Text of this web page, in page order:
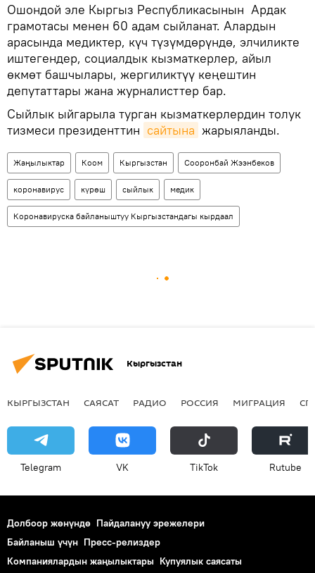
Ошондой эле Кыргыз Республикасынын Ардак
грамотасы менен 60 адам сыйланат. Алардын
арасында медиктер, күч түзүмдөрүндө, элчиликте
иштегендер, социалдык кызматкерлер, айыл
өкмөт башчылары, жергиликтүү кеңештин
депутаттары жана журналисттер бар.
Сыйлык ыйгарыла турган кызматкерлердин толук
тизмеси президенттин сайтына жарыяланды.
Жаңылыктар Коом Кыргызстан Сооронбай Жээнбеков
коронавирус күрөш сыйлык медик
Коронавируска байланыштуу Кыргызстандагы кырдаал
Кыргызстан
КЫРГЫЗСТАН САЯСАТ РАДИО РОССИЯ МИГРАЦИЯ
Telegram VK ТikТоk Rutube
Долбоор жөнүндө Пайдалануу эрежелери
Байланыш үчүн Пресс-релиздер
Компаниялардын жаңылыктары Купуялык саясаты